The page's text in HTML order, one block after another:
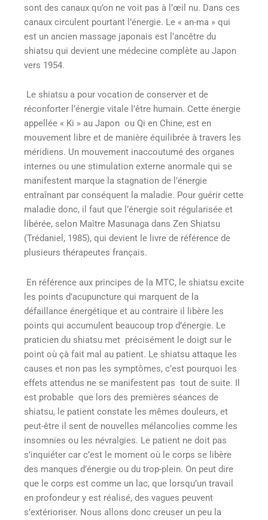
sont des canaux qu’on ne voit pas à l’œil nu. Dans ces
canaux circulent pourtant l’énergie. Le « an-ma » qui
est un ancien massage japonais est l’ancêtre du
shiatsu qui devient une médecine complète au Japon
vers 1954.
Le shiatsu a pour vocation de conserver et de
réconforter l’énergie vitale l’être humain. Cette énergie
appellée « Ki » au Japon ou Qi en Chine, est en
mouvement libre et de manière équilibrée à travers les
méridiens. Un mouvement inaccoutumé des organes
internes ou une stimulation externe anormale qui se
manifestent marque la stagnation de l’énergie
entraînant par conséquent la maladie. Pour guérir cette
maladie donc, il faut que l’énergie soit régularisée et
libérée, selon Maître Masunaga dans Zen Shiatsu
(Trédaniel, 1985), qui devient le livre de référence de
plusieurs thérapeutes français.
En référence aux principes de la MTC, le shiatsu excite
les points d’acupuncture qui marquent de la
défaillance énergétique et au contraire il libère les
points qui accumulent beaucoup trop d’énergie. Le
praticien du shiatsu met précisément le doigt sur le
point où çà fait mal au patient. Le shiatsu attaque les
causes et non pas les symptômes, c’est pourquoi les
effets attendus ne se manifestent pas tout de suite. Il
est probable que lors des premières séances de
shiatsu, le patient constate les mêmes douleurs, et
peut-être il sent de nouvelles mélancolies comme les
insomnies ou les névralgies. Le patient ne doit pas
s’inquiéter car c’est le moment où le corps se libère
des manques d’énergie ou du trop-plein. On peut dire
que le corps est comme un lac, que lorsqu’un travail
en profondeur y est réalisé, des vagues peuvent
s’extérioriser. Nous allons donc creuser un peu la